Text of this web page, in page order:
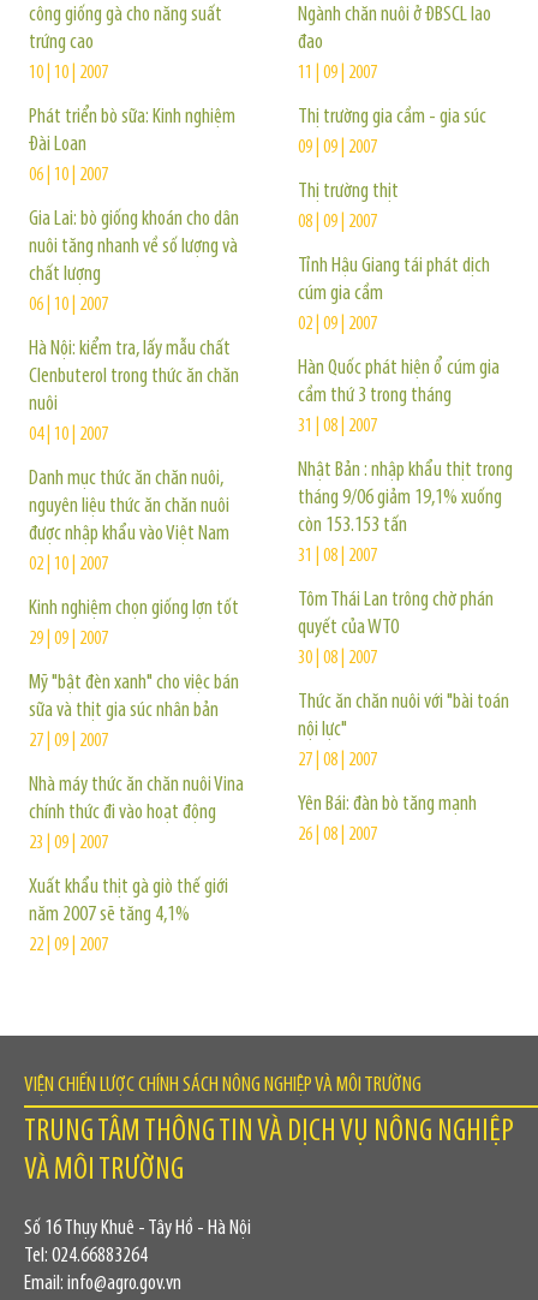
công giống gà cho năng suất
trứng cao
10 | 10 | 2007
Phát triển bò sữa: Kinh nghiệm
Đài Loan
06 | 10 | 2007
Gia Lai: bò giống khoán cho dân
nuôi tăng nhanh về số lượng và
chất lượng
06 | 10 | 2007
Hà Nội: kiểm tra, lấy mẫu chất
Clenbuterol trong thức ăn chăn
nuôi
04 | 10 | 2007
Danh mục thức ăn chăn nuôi,
nguyên liệu thức ăn chăn nuôi
được nhập khẩu vào Việt Nam
02 | 10 | 2007
Kinh nghiệm chọn giống lợn tốt
29 | 09 | 2007
Mỹ "bật đèn xanh" cho việc bán
sữa và thịt gia súc nhân bản
27 | 09 | 2007
Nhà máy thức ăn chăn nuôi Vina
chính thức đi vào hoạt động
23 | 09 | 2007
Xuất khẩu thịt gà giò thế giới
năm 2007 sẽ tăng 4,1%
22 | 09 | 2007
Ngành chăn nuôi ở ĐBSCL lao
đao
11 | 09 | 2007
Thị trường gia cầm - gia súc
09 | 09 | 2007
Thị trường thịt
08 | 09 | 2007
Tỉnh Hậu Giang tái phát dịch
cúm gia cầm
02 | 09 | 2007
Hàn Quốc phát hiện ổ cúm gia
cầm thứ 3 trong tháng
31 | 08 | 2007
Nhật Bản : nhập khẩu thịt trong
tháng 9/06 giảm 19,1% xuống
còn 153.153 tấn
31 | 08 | 2007
Tôm Thái Lan trông chờ phán
quyết của WTO
30 | 08 | 2007
Thức ăn chăn nuôi với "bài toán
nội lực"
27 | 08 | 2007
Yên Bái: đàn bò tăng mạnh
26 | 08 | 2007
VIỆN CHIẾN LƯỢC CHÍNH SÁCH NÔNG NGHIỆP VÀ MÔI TRƯỜNG
TRUNG TÂM THÔNG TIN VÀ DỊCH VỤ NÔNG NGHIỆP
VÀ MÔI TRƯỜNG
Số 16 Thụy Khuê - Tây Hồ - Hà Nội
Tel: 024.66883264
Email: info@agro.gov.vn